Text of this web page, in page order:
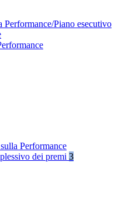
Performance/Piano esecutivo
Performance
dei premi 3